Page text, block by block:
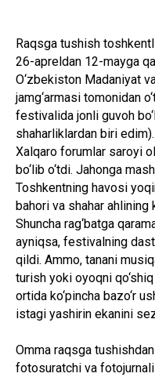
Raqsga tushish
26-apreldan 12-mayga
O‘zbekiston Madaniyat
jamg‘armasi tomonidan
festivalida jonli guvoh
shaharliklardan biri
Xalqaro forumlar saroyi
bo‘lib o‘tdi. Jahonga
Toshkentning havosi
bahori va shahar ahlining
Shuncha rag‘batga
ayniqsa, festivalning
qildi. Ammo, tanani
turish yoki oyoqni
ortida ko‘pincha bazo‘r
istagi yashirin ekanini
Omma raqsga
fotosuratchi va